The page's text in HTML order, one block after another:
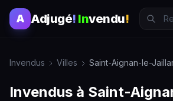
A Adjugé! Invendu!
Invendus Villes Saint-Aignan-le-
Invendus à Saint-